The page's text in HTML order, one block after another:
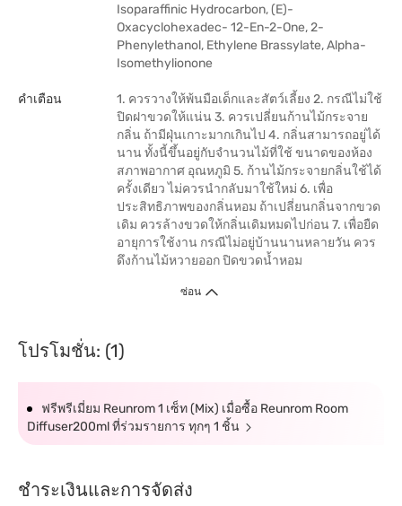
Isoparaffinic Hydrocarbon, (E)-
Oxacyclohexadec- 12-En-2-One, 2-
Phenylethanol, Ethylene Brassylate, Alpha-
Isomethylionone
คำเตือน
1. ควรวางให้พ้นมือเด็กและสัตว์เลี้ยง 2. กรณีไม่ใช้
ปิดฝาขวดให้แน่น 3. ควรเปลี่ยนก้านไม้กระจาย
กลิ่น ถ้ามีฝุ่นเกาะมากเกินไป 4. กลิ่นสามารถอยู่ได้
นาน ทั้งนี้ขึ้นอยู่กับจำนวนไม้ที่ใช้ ขนาดของห้อง
สภาพอากาศ อุณหภูมิ 5. ก้านไม้กระจายกลิ่นใช้ได้
ครั้งเดียว ไม่ควรนำกลับมาใช้ใหม่ 6. เพื่อ
ประสิทธิภาพของกลิ่นหอม ถ้าเปลี่ยนกลิ่นจากขวด
เดิม ควรล้างขวดให้กลิ่นเดิมหมดไปก่อน 7. เพื่อยืด
อายุการใช้งาน กรณีไม่อยู่บ้านนานหลายวัน ควร
ดึงก้านไม้หวายออก ปิดขวดน้ำหอม
ซ่อน
โปรโมชั่น: (1)
ฟรีพรีเมี่ยม Reunrom 1 เซ็ท (Mix) เมื่อซื้อ Reunrom Room
Diffuser200ml ที่ร่วมรายการ ทุกๆ 1 ชิ้น
ชำระเงินและการจัดส่ง